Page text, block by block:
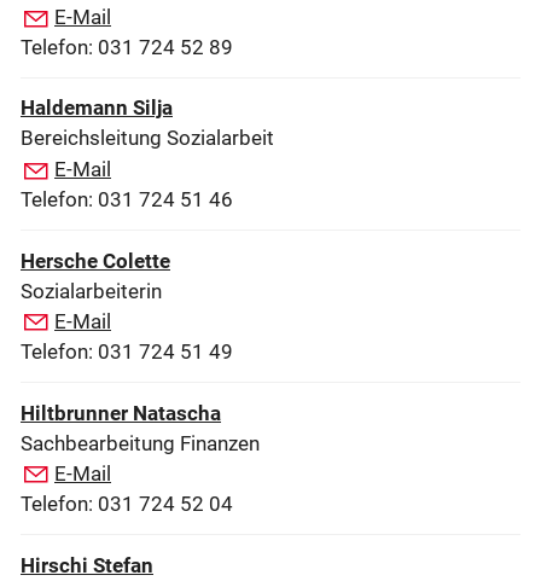
E-Mail
Telefon: 031 724 52 89
Haldemann Silja
Bereichsleitung Sozialarbeit
E-Mail
Telefon: 031 724 51 46
Hersche Colette
Sozialarbeiterin
E-Mail
Telefon: 031 724 51 49
Hiltbrunner Natascha
Sachbearbeitung Finanzen
E-Mail
Telefon: 031 724 52 04
Hirschi Stefan